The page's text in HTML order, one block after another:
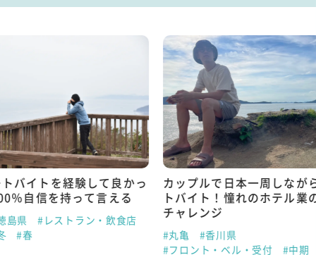
バイトを経験して良かっ
％自信を持って言える
島県
#レストラン・飲食店
#春
カップルで日本一周しなが
トバイト！憧れのホテル業
チャレンジ
#丸亀
#香川県
#フロント・ベル・受付
#中期